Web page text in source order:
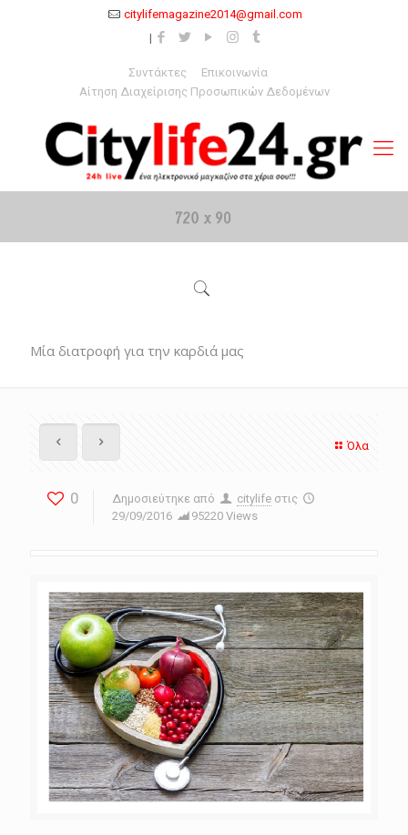
citylifemagazine2014@gmail.com
Συντάκτες
Επικοινωνία
Αίτηση Διαχείρισης Προσωπικών Δεδομένων
Μία διατροφή για την καρδιά μας
Όλα
0 Δημοσιεύτηκε από citylife στις
29/09/2016
95220 Views